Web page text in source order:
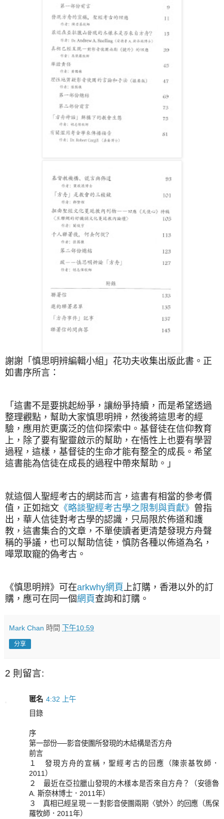
謝謝「慎思明辨編輯小組」花功夫收集出版此書。正
如書序所言：
「這書不是要挑起紛爭，讓紛爭持續，而是希望透過
整理觀點，幫助大家慎思明辨，然後將這思考的經
驗，應用於更廣泛的信仰探索中。基督徒在信仰教育
上，除了要有聖靈啟示的幫助，在悟性上也要有學習
過程，這樣，基督徒的生命才能有整全的成長。希望
這書能為信徒在成長的過程中帶來幫助。」
就這個人聖經考古的網誌而言，這書有相當的參考價
值，正如拙文 《略談聖經考古學之限制與貢獻》 曾指
出，華人信徒對考古學的認識，只局限於佈道和護
教，這書集合的文章，不單使讀者更清楚發現方舟聲
稱的爭議，也可以幫助信徒，慎防各種以佈道為名，
嘩眾取寵的偽考古。
《慎思明辨》可在arkwhy網頁 上訂購，香港以外的訂
購，應可在同一個網頁查詢和訂購 。
Mark Chan 時間 下午10:59
分享
2 則留言:
匿名 4:32 上午
目錄
序
第一部份──影音使團所發現的木結構是否方舟
前言
１ 發現方舟的宣稱，聖經考古的回應（陳崇基牧師．
2011）
２ 最近在亞拉臘山發現的木樣本是否來自方舟？（安德魯
A. 斯奈林博士．2011年）
３ 真相已經呈現－－對影音使團兩期〈號外〉的回應（馬保
羅牧師．2011年）